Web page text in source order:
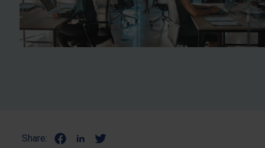
Share: